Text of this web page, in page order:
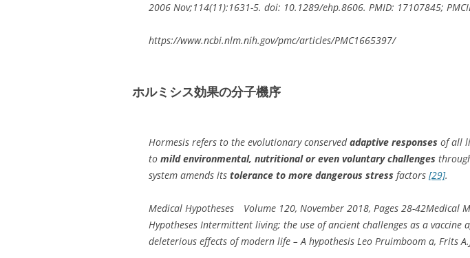
2006 Nov;114(11):1631-5. doi: 10.1289/ehp.8606. PMID: 17107845;
https://www.ncbi.nlm.nih.gov/pmc/articles/PMC1665397/
ホルミシス効果の分子機序
Hormesis refers to the evolutionary conservedadaptive responses of all
to mild environmental, nutritional or even voluntary challenges
system amends its tolerance to more dangerous stress factors [29].
Medical Hypotheses Volume 120, November 2018, Pages 28-42Medical
Hypotheses Intermittent living; the use of ancient challenges as a vaccine
deleterious effects of modern life – A hypothesis Leo Pruimboom a, Frits